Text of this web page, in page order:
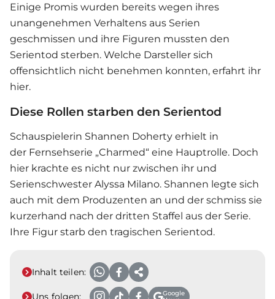
Einige Promis wurden bereits wegen ihres
unangenehmen Verhaltens aus Serien
geschmissen und ihre Figuren mussten den
Serientod sterben. Welche Darsteller sich
offensichtlich nicht benehmen konnten, erfahrt ihr
hier.
Diese Rollen starben den Serientod
Schauspielerin Shannen Doherty erhielt in
der Fernsehserie „Charmed“ eine Hauptrolle. Doch
hier krachte es nicht nur zwischen ihr und
Serienschwester Alyssa Milano. Shannen legte sich
auch mit dem Produzenten an und der schmiss sie
kurzerhand nach der dritten Staffel aus der Serie.
Ihre Figur starb den tragischen Serientod.
Inhalt teilen:
Uns folgen:
Google